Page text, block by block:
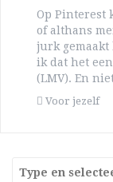
Op Pinterest
of althans
jurk gemaakt
ik dat het
(LMV). En
Voor jezelf